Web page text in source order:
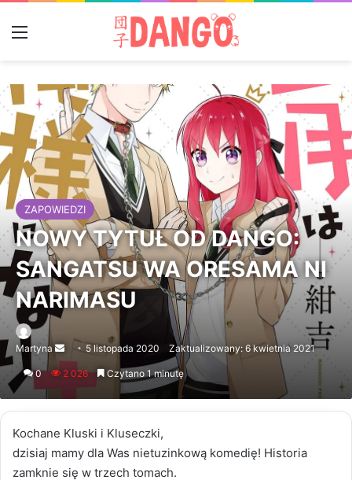
ZAPOWIEDZI
NOWY TYTUŁ OD DANGO:
SANGATSU WA ORESAMA NI
NARIMASU
Martyna
Send
an
email
5 listopada 2020 Zaktualizowany: 6 kwietnia 2021
0 2 026 Czytano 1 minutę
Kochane Kluski i Kluseczki,
dzisiaj mamy dla Was nietuzinkową komedię! Historia
zamknie się w trzech tomach.